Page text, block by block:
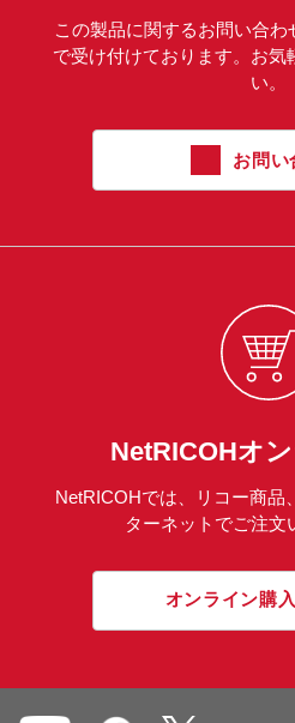
この製品に関するお問い合
で受け付けております。お気
い。
お問い
NetRICOHオ
NetRICOHでは、リコー商品
ターネットでご注文
オンライン購